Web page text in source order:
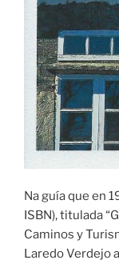
Na guía que en
ISBN), titulada
Caminos y
Laredo Verdejo